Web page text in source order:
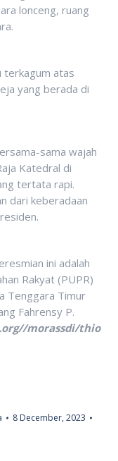
lonceng, ruang
terkagum atas
yang berada di
sama wajah
Katedral di
tertata rapi.
dari keberadaan
ini adalah
Rakyat (PUPR)
Tenggara Timur
Fahrensy P.
morassdi/thio
8 December, 2023